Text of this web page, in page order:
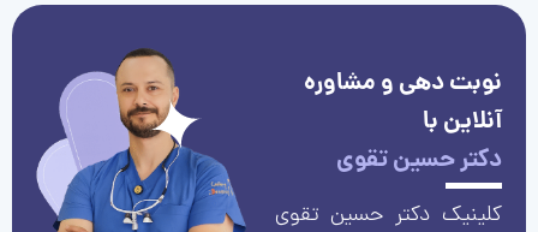
نوبت دهی و مشاوره
آنلاین با
دکتر حسین تقوی
کلینیک دکتر حسین تقوی